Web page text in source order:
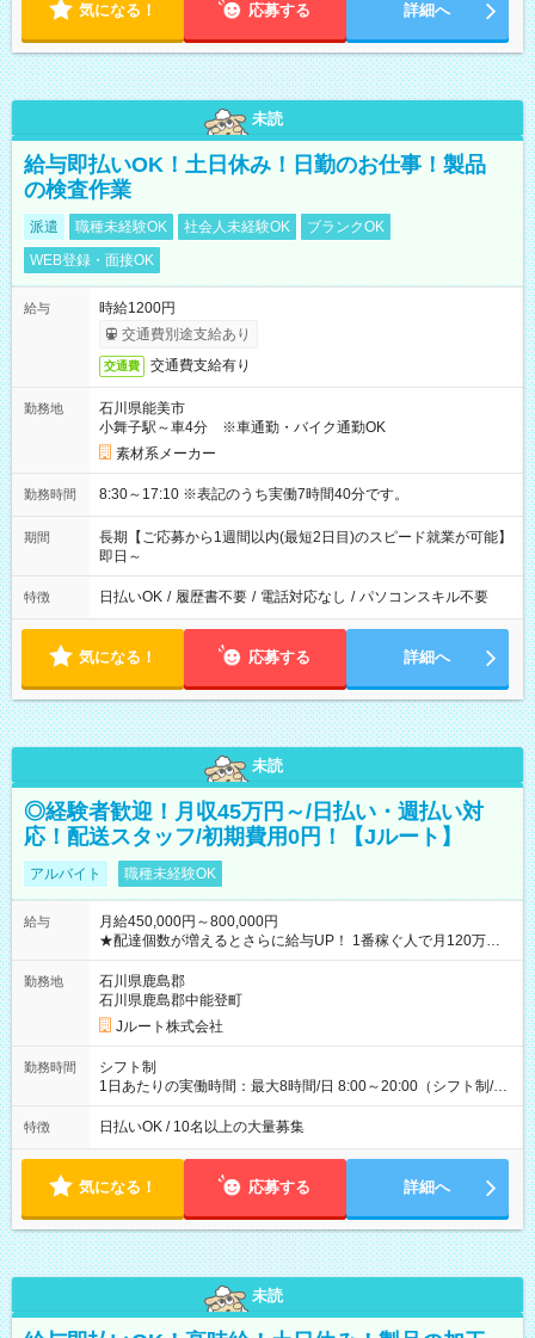
気になる！ 応募する 詳細へ
未読
給与即払いOK！土日休み！日勤のお仕事！製品
の検査作業
派遣 職種未経験OK 社会人未経験OK
ブランクOK
WEB登録・面接OK
給与
時給1200円
交通費別途支給あり
交通費 交通費支給有り
勤務地
石川県能美市
小舞子駅～車4分 ※車通勤・バイク通勤OK
素材系メーカー
勤務時間 8:30～17:10 ※表記のうち実働7時間40分です。
期間
長期【ご応募から1週間以内(最短2日目)のスピード就業が可能】
即日～
特徴 日払いOK / 履歴書不要 / 電話対応なし / パソコンスキル不要
気になる！ 応募する 詳細へ
未読
◎経験者歓迎！月収45万円～/日払い・週払い対
応！配送スタッフ/初期費用0円！【Jルート】
アルバイト 職種未経験OK
給与
月給450,000円～800,000円
★配達個数が増えるとさらに給与UP！ 1番稼ぐ人で月120万ほ
ど！ ・主要都市エリア 月収55万円／週5日稼働 月収65万~112
万円／週6日稼働 ・地方郊外エリア 月収40万円／週5日稼働 月
収40万円~50万円／週6日稼働 ＜モデルイメージ＞ ■月収50万
円 (27歳男性/江東区在住)※元建築関係 1日150個配達×25日勤務
(日休み) ■月収80万円(43歳男性/墨田区在住)※元営業 1日200個
勤務地
石川県鹿島郡
石川県鹿島郡中能登町
Jルート株式会社
勤務時間
シフト制
1日あたりの実働時間：最大8時間/日 8:00～20:00（シフト制/実
働8時間） ※週5日勤務（場所次第では週4も有り） ※配達状況
によって時間外での勤務可能性有り ※案件により多少の前後あ
特徴 日払いOK / 10名以上の大量募集
気になる！ 応募する 詳細へ
未読